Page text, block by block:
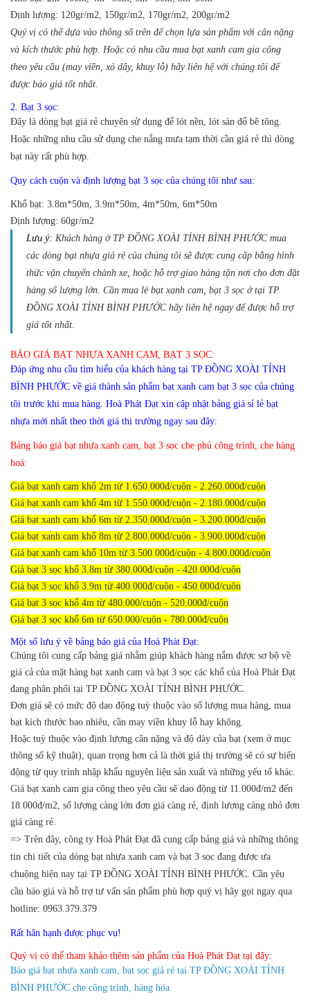
Định lượng: 120gr/m2, 150gr/m2, 170gr/m2, 200gr/m2
Quý vị có thể dựa vào thông số trên để chọn lựa sản phẩm với cân nặng
và kích thước phù hợp. Hoặc có nhu cầu mua bạt xanh cam gia công
theo yêu cầu (may viền, xỏ dây, khuy lỗ) hãy liên hệ với chúng tôi để
được báo giá tốt nhất.
2. Bạt 3 sọc:
Đây là dòng bạt giá rẻ chuyên sử dụng để lót nền, lót sàn đổ bê tông.
Hoặc những nhu cầu sử dụng che nắng mưa tạm thời cần giá rẻ thì dòng
bạt này rất phù hợp.
Quy cách cuộn và định lượng bạt 3 sọc của chúng tôi như sau:
Khổ bạt: 3.8m*50m, 3.9m*50m, 4m*50m, 6m*50m
Định lượng: 60gr/m2
Lưu ý: Khách hàng ở TP ĐỒNG XOÀI TỈNH BÌNH PHƯỚC mua
các dòng bạt nhựa giá rẻ của chúng tôi sẽ được cung cấp bằng hình
thức vận chuyển chành xe, hoặc hỗ trợ giao hàng tận nơi cho đơn đặt
hàng số lượng lớn. Cần mua lẻ bạt xanh cam, bạt 3 sọc ở tại TP
ĐỒNG XOÀI TỈNH BÌNH PHƯỚC hãy liên hệ ngay để được hỗ trợ
giá tốt nhất.
BÁO GIÁ BẠT NHỰA XANH CAM, BẠT 3 SỌC:
Đáp ứng nhu cầu tìm hiểu của khách hàng tại TP ĐỒNG XOÀI TỈNH
BÌNH PHƯỚC về giá thành sản phẩm bạt xanh cam bạt 3 sọc của chúng
tôi trước khi mua hàng. Hoà Phát Đạt xin cập nhật bảng giá sỉ lẻ bạt
nhựa mới nhất theo thời giá thị trường ngay sau đây:
Bảng báo giá bạt nhựa xanh cam, bạt 3 sọc che phủ công trình, che hàng
hoá:
Giá bạt xanh cam khổ 2m từ 1.650.000đ/cuộn - 2.260.000đ/cuộn
Giá bạt xanh cam khổ 4m từ 1.550.000đ/cuộn - 2.180.000đ/cuộn
Giá bạt xanh cam khổ 6m từ 2.350.000đ/cuộn - 3.200.000đ/cuộn
Giá bạt xanh cam khổ 8m từ 2.800.000đ/cuộn - 3.900.000đ/cuộn
Giá bạt xanh cam khổ 10m từ 3.500.000đ/cuộn - 4.800.000đ/cuộn
Giá bạt 3 sọc khổ 3.8m từ 380.000đ/cuộn - 420.000đ/cuộn
Giá bạt 3 sọc khổ 3.9m từ 400.000đ/cuộn - 450.000đ/cuộn
Giá bạt 3 sọc khổ 4m từ 480.000/cuộn - 520.000đ/cuộn
Giá bạt 3 sọc khổ 6m từ 650.000/cuộn - 780.000đ/cuộn
Một số lưu ý về bảng báo giá của Hoà Phát Đạt:
Chúng tôi cung cấp bảng giá nhằm giúp khách hàng nắm được sơ bộ về
giá cả của mặt hàng bạt xanh cam và bạt 3 sọc các khổ của Hoà Phát Đạt
đang phân phối tại TP ĐỒNG XOÀI TỈNH BÌNH PHƯỚC.
Đơn giá sẽ có mức độ dao động tuỳ thuộc vào số lượng mua hàng, mua
bạt kích thước bao nhiêu, cần may viền khuy lỗ hay không.
Hoặc tuỳ thuộc vào định lượng cân nặng và độ dày của bạt (xem ở mục
thông số kỹ thuật), quan trọng hơn cả là thời giá thị trường sẽ có sự biến
động từ quy trình nhập khẩu nguyên liệu sản xuất và những yếu tố khác.
Giá bạt xanh cam gia công theo yêu cầu sẽ dao động từ 11.000đ/m2 đến
18.000đ/m2, số lượng càng lớn đơn giá càng rẻ, định lượng càng nhỏ đơn
giá càng rẻ.
=> Trên đây, công ty Hoà Phát Đạt đã cung cấp bảng giá và những thông
tin chi tiết của dòng bạt nhựa xanh cam và bạt 3 sọc đang được ưa
chuộng hiện nay tại TP ĐỒNG XOÀI TỈNH BÌNH PHƯỚC. Cần yêu
cầu báo giá và hỗ trợ tư vấn sản phẩm phù hợp quý vị hãy gọi ngay qua
hotline: 0963.379.379
Rất hân hạnh được phục vụ!
Quý vị có thể tham khảo thêm sản phẩm của Hoà Phát Đạt tại đây:
Báo giá bạt nhựa xanh cam, bạt sọc giá rẻ tại TP ĐỒNG XOÀI TỈNH
BÌNH PHƯỚC che công trình, hàng hóa